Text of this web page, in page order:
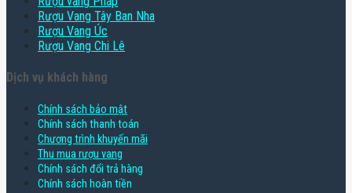
Rượu Vang Tây Ban Nha
Rượu Vang Úc
Rượu Vang Chi Lê
Dịch vụ khách hàng
Chính sách bảo mật
Chính sách thanh toán
Chương trình khuyến mãi
Thu mua rượu vang
Chính sách đổi trả hàng
Chính sách hoàn tiền